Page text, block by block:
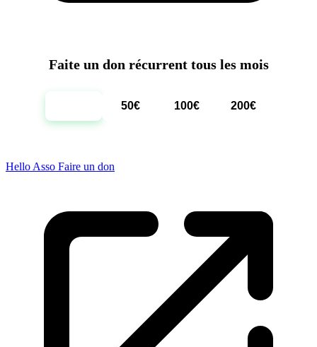
Faite un don récurrent tous les mois
50€ 100€ 200€
Hello Asso Faire un don